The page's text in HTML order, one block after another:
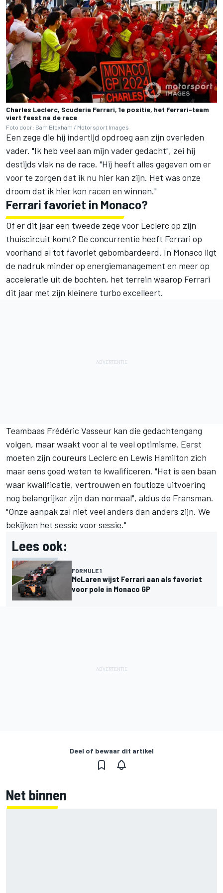
Charles Leclerc, Scuderia Ferrari, 1e positie, het Ferrari-team
viert feest na de race
Foto door: Sam Bloxham / Motorsport Images
Een zege die hij indertijd opdroeg aan zijn overleden
vader. "Ik heb veel aan mijn vader gedacht", zei hij
destijds vlak na de race. "Hij heeft alles gegeven om er
voor te zorgen dat ik nu hier kan zijn. Het was onze
droom dat ik hier kon racen en winnen."
Ferrari favoriet in Monaco?
Of er dit jaar een tweede zege voor Leclerc op zijn
thuiscircuit komt? De concurrentie heeft Ferrari op
voorhand al tot favoriet gebombardeerd. In Monaco ligt
de nadruk minder op energiemanagement en meer op
acceleratie uit de bochten, het terrein waarop Ferrari
dit jaar met zijn kleinere turbo excelleert.
Teambaas Frédéric Vasseur kan die gedachtengang
volgen, maar waakt voor al te veel optimisme. Eerst
moeten zijn coureurs Leclerc en Lewis Hamilton zich
maar eens goed weten te kwalificeren. "Het is een baan
waar kwalificatie, vertrouwen en foutloze uitvoering
nog belangrijker zijn dan normaal", aldus de Fransman.
"Onze aanpak zal niet veel anders dan anders zijn. We
bekijken het sessie voor sessie."
Lees ook:
FORMULE 1
McLaren wijst Ferrari aan als favoriet
voor pole in Monaco GP
Deel of bewaar dit artikel
Net binnen